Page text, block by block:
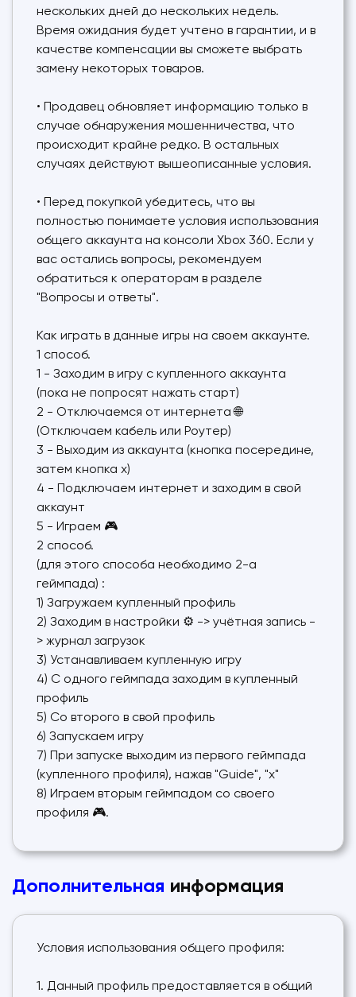
нескольких дней до нескольких недель.
Время ожидания будет учтено в гарантии, и в
качестве компенсации вы сможете выбрать
замену некоторых товаров.
• Продавец обновляет информацию только в
случае обнаружения мошенничества, что
происходит крайне редко. В остальных
случаях действуют вышеописанные условия.
• Перед покупкой убедитесь, что вы
полностью понимаете условия использования
общего аккаунта на консоли Xbox 360. Если у
вас остались вопросы, рекомендуем
обратиться к операторам в разделе
"Вопросы и ответы".
Как играть в данные игры на своем аккаунте.
1 способ.
1 - Заходим в игру с купленного аккаунта
(пока не попросят нажать старт)
2 - Отключаемся от интернета 🌐
(Отключаем кабель или Роутер)
3 - Выходим из аккаунта (кнопка посередине,
затем кнопка х)
4 - Подключаем интернет и заходим в свой
аккаунт
5 - Играем 🎮
2 способ.
(для этого способа необходимо 2-а
геймпада) :
1) Загружаем купленный профиль
2) Заходим в настройки ⚙️ -> учётная запись -
> журнал загрузок
3) Устанавливаем купленную игру
4) С одного геймпада заходим в купленный
профиль
5) Со второго в свой профиль
6) Запускаем игру
7) При запуске выходим из первого геймпада
(купленного профиля), нажав "Guide", "x"
8) Играем вторым геймпадом со своего
профиля 🎮.
Дополнительная информация
Условия использования общего профиля:
1. Данный профиль предоставляется в общий